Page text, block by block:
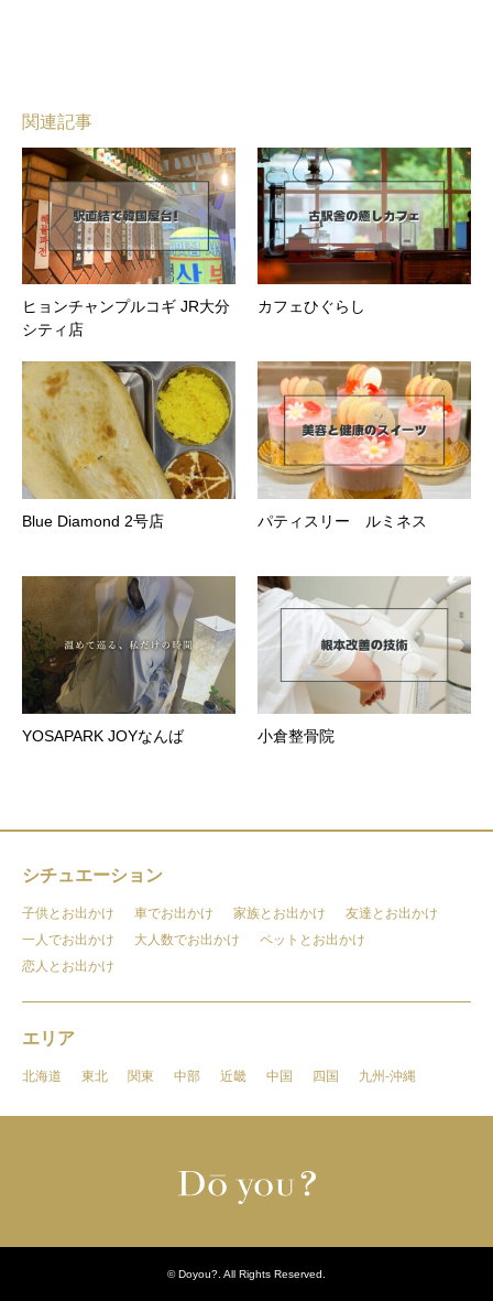
関連記事
ヒョンチャンプルコギ JR大分
シティ店
カフェひぐらし
Blue Diamond 2号店 パティスリー ルミネス
YOSAPARK JOYなんば 小倉整骨院
シチュエーション
子供とお出かけ 車でお出かけ 家族とお出かけ
友達とお出かけ
一人でお出かけ
大人数でお出かけ
ペットとお出かけ
恋人とお出かけ
エリア
北海道 東北 関東 中部 近畿 中国 四国 九州-沖縄
©Doyou? . All Rights Reserved.